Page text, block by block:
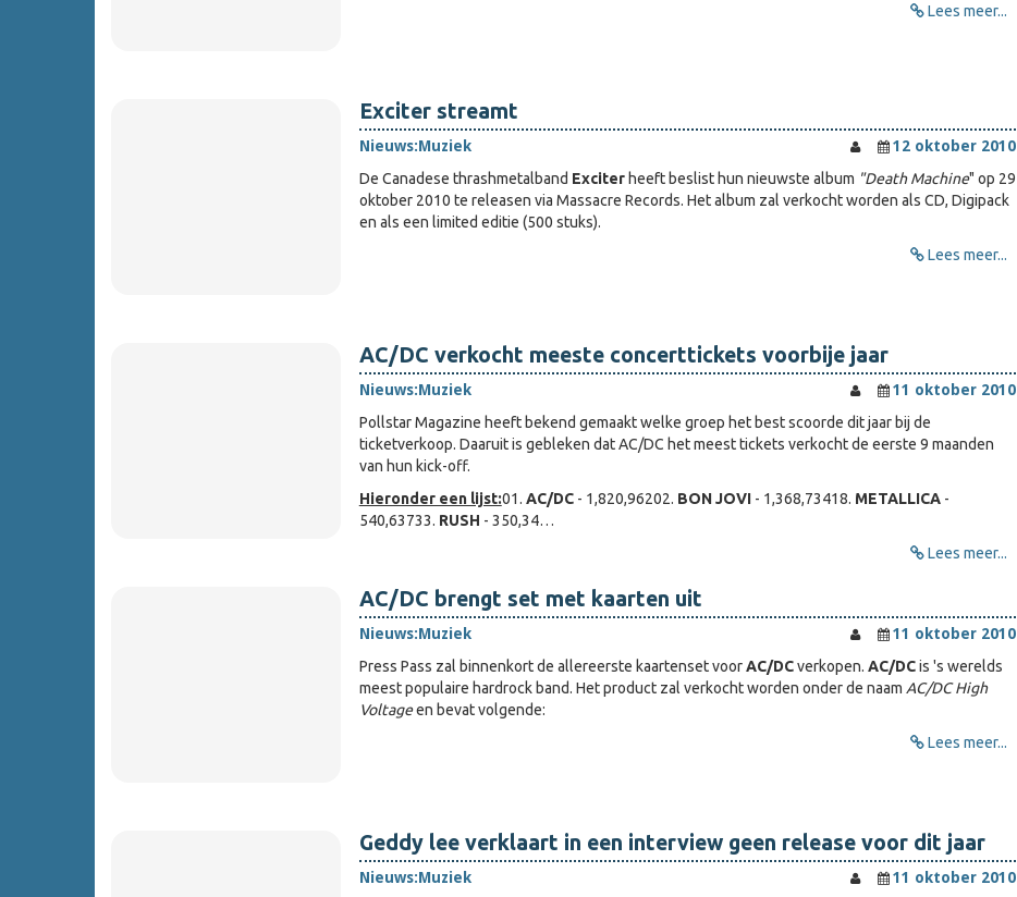
Lees meer...
Exciter streamt
Nieuws:Muziek
12 oktober 2010
De Canadese thrashmetalband Exciterheeft beslist hun nieuwste album "Death Machine" op 29
oktober 2010 te releasen via Massacre Records. Het album zal verkocht worden als CD, Digipack
en als een limited editie (500 stuks).
Lees meer...
AC/DC verkocht meeste concerttickets voorbije jaar
Nieuws:Muziek
11 oktober 2010
Pollstar Magazine heeft bekend gemaakt welke groep het best scoorde dit jaar bij de
ticketverkoop. Daaruit is gebleken dat AC/DC het meest tickets verkocht de eerste 9 maanden
van hun kick-off.
Hieronder een lijst:01. AC/DC- 1,820,96202. BON JOVI- 1,368,73418. METALLICA-
540,63733. RUSH - 350,34…
Lees meer...
AC/DC brengt set met kaarten uit
Nieuws:Muziek
11 oktober 2010
Press Pass zal binnenkort de allereerste kaartenset voorAC/DCverkopen. AC/DCis 's werelds
meest populaire hardrock band. Het product zal verkocht worden onder de naam AC/DC High
Voltageen bevat volgende:
Lees meer...
Geddy lee verklaart in een interview geen release voor dit jaar
Nieuws:Muziek
11 oktober 2010